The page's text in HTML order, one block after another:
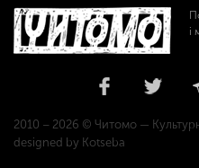
і
2010 – 2026 © Читомо —
designed by Kotseba